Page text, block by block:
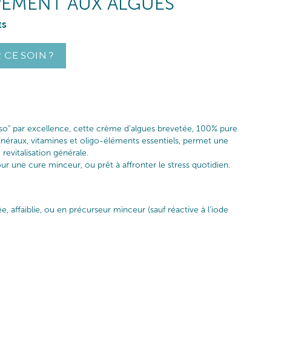
CE SOIN ?
par excellence, cette crème d’algues brevetée, 100% pure
vitamines et oligo-éléments essentiels, permet une
générale.
une cure minceur, ou prêt à affronter le stress quotidien.
affaiblie, ou en précurseur minceur (sauf réactive à l’iode